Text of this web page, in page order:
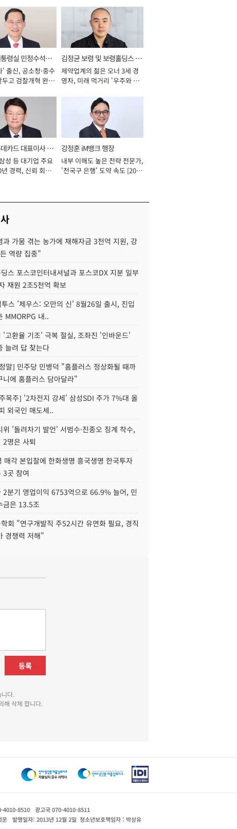
령실 민정수석비
' 출신, 공소청·중수
두고 검찰개혁 완수
김정균 보령 및 보령홀딩스 대
표이사 사장
제약업계의 젊은 오너 3세 경
영자, 미래 먹거리 '우주와 헬
카드 대표이사 사
성 등 대기업 주요
경력, 신뢰 회복
강정훈 iM뱅크 행장
내부 이해도 높은 전략 전문가,
'전국구 은행' 도약 속도 [2026
과 가뭄 겪는 농가에 재해자금 3천억 지원, 강
역량 집중"
스 포스코인터내셔널과 포스코DX 지분 일부
재원 2조5천억 확보
스 '제우스: 오만의 신' 8월26일 출시, 진입
MMORPG 내..
'고환율 기조' 극복 절실, 조좌진 '인바운드'
늘려 답 찾는다
말] 민주당 민병덕 "홈플러스 정상화될 때까
니에 홈플러스 담아달라"
목주] '2차전지 강세' 삼성SDI 주가 7%대 올
외국인 매도세..
위 '돌려차기 발언' 서범수·진종오 징계 착수,
2명은 사퇴
매각 본입찰에 한화생명 흥국생명 한국투자
3곳 참여
2분기 영업이익 6753억으로 66.9% 늘어, 민
금은 13.5조
회 "연구개발직 주52시간 유연화 필요, 경직
경쟁력 저해"
등록
다.
해 삭제 합니다.
4010-8510
광고국 070-4010-8511
운 발행일자: 2013년 12월 2일 청소년보호책임자 : 박상유